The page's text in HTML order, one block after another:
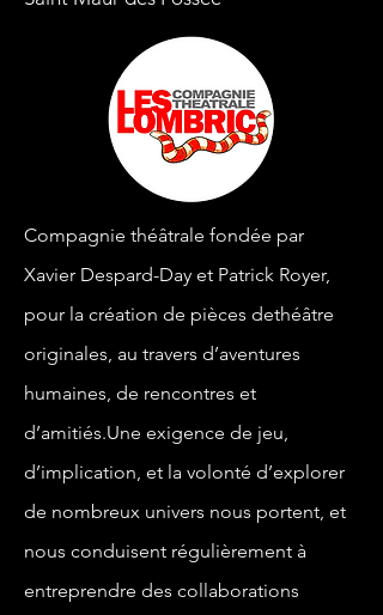
Compagnie théâtrale fondée par
Xavier Despard-Day et Patrick Royer,
pour la création de pièces dethéâtre
originales, au travers d’aventures
humaines, de rencontres et
d’amitiés.Une exigence de jeu,
d’implication, et la volonté d’explorer
de nombreux univers nous portent, et
nous conduisent régulièrement à
entreprendre des collaborations